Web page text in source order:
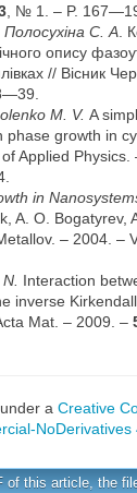
, № 1. – P.
С. А .
опису
// Вісник
M. V. A
phase growth in
Applied Physics.
in
A. O. Bogatyrev,
– 2004. –
Interaction
inverse
Mat. – 2009. –
a Creative
NoDerivatives
of this article, the